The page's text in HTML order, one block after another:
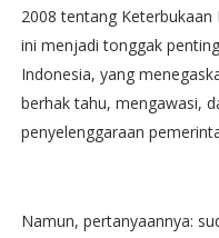
2008 tentang Keterbukaan
ini menjadi tonggak
Indonesia, yang
berhak tahu, mengawasi,
penyelenggaraan
Namun, pertanyaannya: